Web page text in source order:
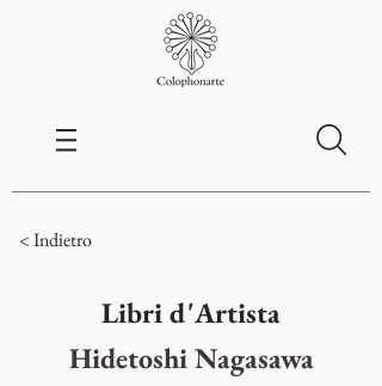
Hidetoshi Nagasawa
< Indietro
Libri d'Artista